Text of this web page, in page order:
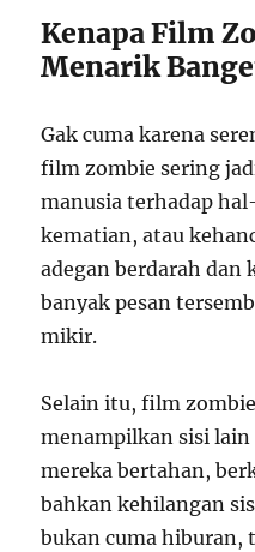
Kenapa Film
Menarik
Gak cuma karena
film zombie sering
manusia terhadap
kematian, atau
adegan berdarah dan
banyak pesan
mikir.
Selain itu, film
menampilkan sisi lain
mereka bertahan,
bahkan kehilangan
bukan cuma hiburan,